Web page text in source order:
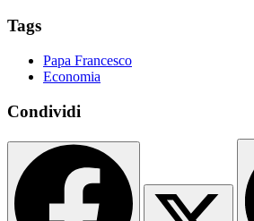
Tags
Papa Francesco
Economia
Condividi